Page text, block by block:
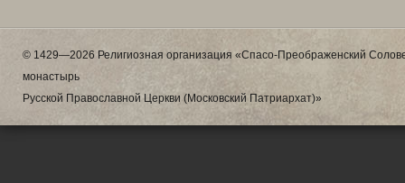
© 1429—2026 Религиозная организация «Спасо-Преображенский
монастырь
Русской Православной Церкви (Московский Патриархат)»